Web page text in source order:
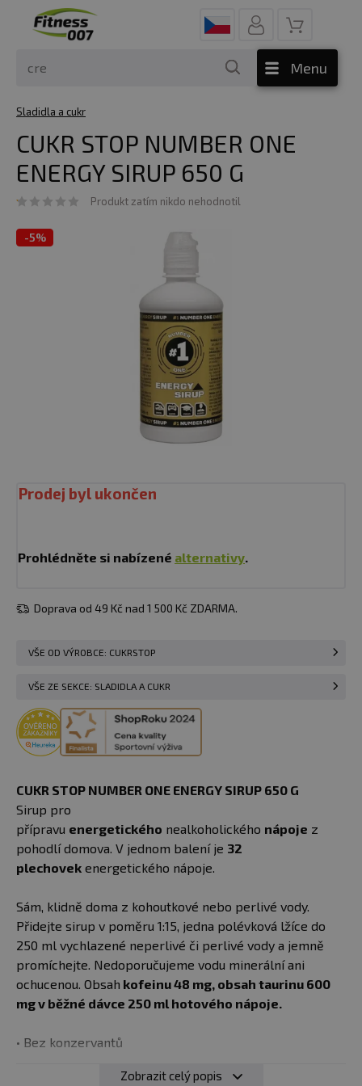
Menu
Sladidla a cukr
CUKR STOP NUMBER ONE
ENERGY SIRUP 650 G
Produkt zatím nikdo nehodnotil
-5%
Prodej byl ukončen
Prohlédněte si nabízené alternativy.
Doprava od 49 Kč nad 1 500 Kč ZDARMA.
VŠE OD VÝROBCE: CUKRSTOP
VŠE ZE SEKCE: SLADIDLA A CUKR
CUKR STOP NUMBER ONE ENERGY SIRUP 650 G
Sirup pro
přípravu energetického nealkoholického nápoje z
pohodlí domova. V jednom balení je 32
plechovek energetického nápoje.
Sám, klidně doma z kohoutkové nebo perlivé vody.
Přidejte sirup v poměru 1:15, jedna polévková lžíce do
250 ml vychlazené neperlivé či perlivé vody a jemně
promíchejte. Nedoporučujeme vodu minerální ani
ochucenou. Obsah kofeinu 48 mg, obsah taurinu 600
mg v běžné dávce 250 ml hotového nápoje.
• Bez konzervantů
• Není vhodné pro děti, těhotné a kojící
Zobrazit celý popis